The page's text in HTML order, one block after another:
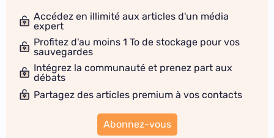
Accédez en illimité aux articles d'un média
expert
Profitez d'au moins 1 To de stockage pour vos
sauvegardes
Intégrez la communauté et prenez part aux
débats
Partagez des articles premium à vos contacts
Abonnez-vous